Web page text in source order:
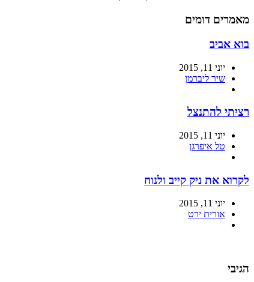
מאמרים דומים
בוא אביב
יוני 11, 2015
שיר ליברמן
רציתי להתנצל
יוני 11, 2015
טל איפרגן
לקרוא את ניק קייב ולנוח
יוני 11, 2015
אורית ירט
הגיבי